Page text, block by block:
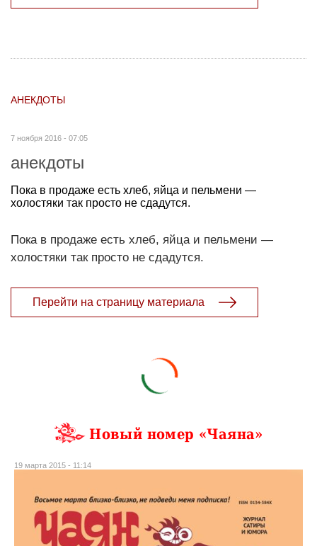
АНЕКДОТЫ
7 ноября 2016 - 07:05
анекдоты
Пока в продаже есть хлеб, яйца и пельмени —
холостяки так просто не сдадутся.
Пока в продаже есть хлеб, яйца и пельмени —
холостяки так просто не сдадутся.
Перейти на страницу материала
Новый номер «Чаяна»
19 марта 2015 - 11:14